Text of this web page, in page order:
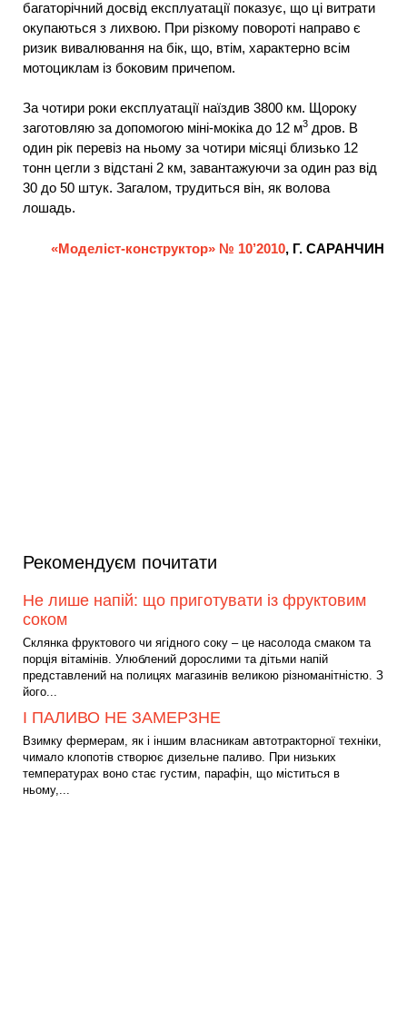
багаторічний досвід експлуатації показує, що ці витрати
окупаються з лихвою. При різкому повороті направо є
ризик вивалювання на бік, що, втім, характерно всім
мотоциклам із боковим причепом.
За чотири роки експлуатації наїздив 3800 км. Щороку
заготовляю за допомогою міні-мокіка до 12 м3 дров. В
один рік перевіз на ньому за чотири місяці близько 12
тонн цегли з відстані 2 км, завантажуючи за один раз від
30 до 50 штук. Загалом, трудиться він, як волова
лошадь.
«Моделіст-конструктор» № 10’2010, Г. САРАНЧИН
Рекомендуєм почитати
Не лише напій: що приготувати із фруктовим
соком
Склянка фруктового чи ягідного соку – це насолода смаком та
порція вітамінів. Улюблений дорослими та дітьми напій
представлений на полицях магазинів великою різноманітністю. З
його...
І ПАЛИВО НЕ ЗАМЕРЗНЕ
Взимку фермерам, як і іншим власникам автотракторної техніки,
чимало клопотів створює дизельне паливо. При низьких
температурах воно стає густим, парафін, що міститься в
ньому,...